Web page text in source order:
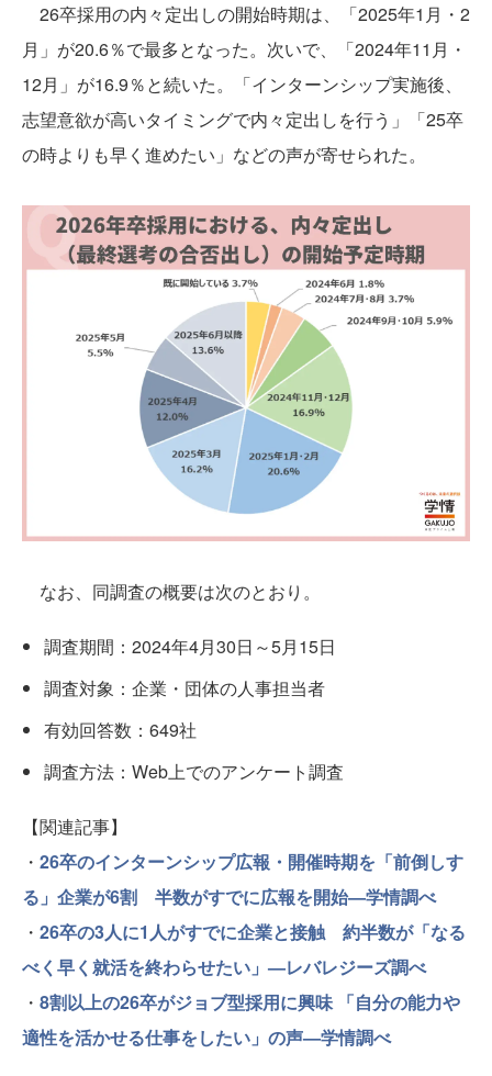
26卒採用の内々定出しの開始時期は、「2025年1月・2
月」が20.6％で最多となった。次いで、「2024年11月・
12月」が16.9％と続いた。「インターンシップ実施後、
志望意欲が高いタイミングで内々定出しを行う」「25卒
の時よりも早く進めたい」などの声が寄せられた。
なお、同調査の概要は次のとおり。
調査期間：2024年4月30日～5月15日
調査対象：企業・団体の人事担当者
有効回答数：649社
調査方法：Web上でのアンケート調査
【関連記事】
・ 26卒のインターンシップ広報・開催時期を「前倒しす
る」企業が6割 半数がすでに広報を開始—学情調べ
・ 26卒の3人に1人がすでに企業と接触 約半数が「なる
べく早く就活を終わらせたい」—レバレジーズ調べ
・ 8割以上の26卒がジョブ型採用に興味 「自分の能力や
適性を活かせる仕事をしたい」の声—学情調べ